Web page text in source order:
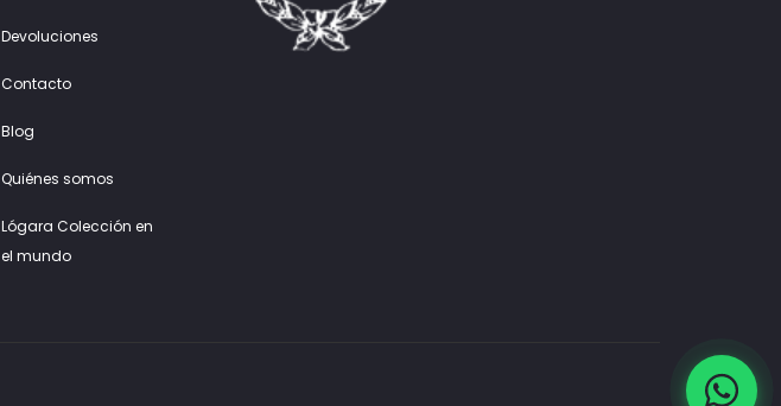
Devoluciones
Contacto
Blog
Quiénes somos
Lógara Colección en
el mundo